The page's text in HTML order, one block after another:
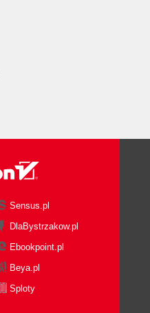
Sensus.pl
DlaBystrzakow.pl
Ebookpoint.pl
Beya.pl
Sploty